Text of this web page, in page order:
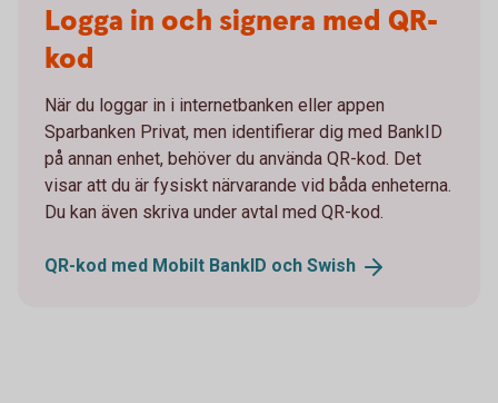
Logga in och signera med QR-
kod
När du loggar in i internetbanken eller appen
Sparbanken Privat, men identifierar dig med BankID
på annan enhet, behöver du använda QR-kod. Det
visar att du är fysiskt närvarande vid båda enheterna.
Du kan även skriva under avtal med QR-kod.
QR-kod med Mobilt BankID och Swish